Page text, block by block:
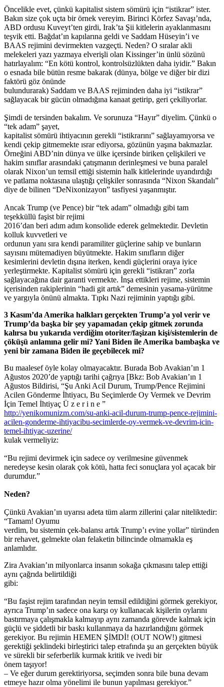
Öncelikle evet, çünkü kapitalist sistem sömürü için “istikrar” ister.
Bakın size çok uçta bir örnek vereyim. Birinci Körfez Savaşı’nda,
ABD ordusu Kuveyt’ten girdi, Irak’ta Şii kitlelerin ayaklanmasını
teşvik etti. Bağdat’ın kapılarına geldi ve Saddam Hüseyin’i ve
BAAS rejimini devirmekten vazgeçti. Neden? O sıralar akli
melekeleri yazı yazmaya elverişli olan Kissinger’in ünlü sözünü
hatırlayalım: “En kötü kontrol, kontrolsüzlükten daha iyidir.” Bakın
o esnada bile bütün resme bakarak (dünya, bölge ve diğer bir dizi
faktörü göz önünde
bulundurarak) Saddam ve BAAS rejiminden daha iyi “istikrar”
sağlayacak bir gücün olmadığına kanaat getirip, geri çekiliyorlar.
Şimdi de tersinden bakalım. Ve sorunuza “Hayır” diyelim. Çünkü o
“tek adam” şayet,
kapitalist sömürü ihtiyacının gerekli “istikrarını” sağlayamıyorsa ve
kendi çekip gitmemekte ısrar ediyorsa, gözünün yaşına bakmazlar.
Örneğini ABD’nin dünya ve ülke içersinde biriken çelişkileri ve
hakim sınıflar arasındaki çatışmanın derinleşmesi ve buna paralel
olarak Nixon’un temsil ettiği sistemin halk kitlelerinde uyandırdığı
ve patlama noktasına ulaştığı çelişkiler sonrasında “Nixon Skandalı”
diye de bilinen “DeNixonizayon” tasfiyesi yaşanmıştır.
Ancak Trump (ve Pence) bir “tek adam” olmadığı gibi tam
teşekküllü faşist bir rejimi
2016’dan beri adım adım konsolide ederek gelmektedir. Devletin
kolluk kuvvetleri ve
ordunun yanı sıra kendi paramiliter güçlerine sahip ve bunların
sayısını mütemadiyen büyütmekte. Hakim sınıfların diğer
kesimlerini devletin dışına iterken, kendi güçlerini oraya iyice
yerleştirmekte. Kapitalist sömürü için gerekli “istikrarı” zorla
sağlayacağına dair garanti vermekte. İnşa ettikleri rejime, sistemin
içerisinden rakiplerinin “hadi git artık” demesinin yasama-yürütme
ve yargıyla önünü almakta. Tıpkı Nazi rejiminin yaptığı gibi.
3 Kasım’da Amerika halkları gerçekten Trump’a yol verir ve
Trump’da başka bir şey yapamadan çekip gitmek zorunda
kalırsa bu yukarıda verdiğim otoriter/faşizan kişi/sistemlerin de
çöküşü anlamına gelir mi? Yani Biden ile Amerika bambaşka ve
yeni bir zamana Biden ile geçebilecek mi?
Bu maalesef öyle kolay olmayacaktır. Burada Bob Avakian’ın 1
Ağustos 2020’de yaptığı tarihi çağrıya [Bkz: Bob Avakian’ın 1
Ağustos Bildirisi, “Şu Anki Acil Durum, Trump/Pence Rejimini
Acilen Gönderme İhtiyacı, Bu Seçimlerde Oy Vermek ve Devrim
İçin Temel İhtiyaç Ü z e r i n e ”
http://yenikomunizm.com/su-anki-acil-durum-trump-pence-rejimini-
acilen-gonderme-ihtiyacibu-secimlerde-oy-vermek-ve-devrim-icin-
temel-ihtiyac-uzerine/
kulak vermeliyiz:
“Bu rejimi devirmek için sadece oy verilmesine güvenmek
neredeyse kesin olarak çok kötü, hatta feci sonuçlara yol açacak bir
durumdur.”
Neden?
Çünkü Avakian’ın uyarısı adeta tüm alarm zillerini çalar niteliktedir:
“Tamam! Oyumu
verdim, bu sistemin çek-balansı artık Trump’ı evine yollar” türünden
bir rehavet, gelmekte olan felaketin bilincinde olmamakla eş
anlamlıdır.
Zira Avakian’ın milyonlarca insanın sokağa çıkmasını talep ettiği
aynı çağrıda belirtildiği
gibi:
“Bu faşist rejim tarafından neyin temsil edildiğini görmek gerekiyor,
ayrıca Trump’ın sadece ona karşı oy kullanacak kişilerin oylarını
bastırmaya çalışmakla kalmayıp aynı zamanda görevde kalmak için
güçlü ve şiddetli bir baskı kullanmaya da hazırlandığını görmek
gerekiyor. Bu rejimin HEMEN ŞİMDİ! (OUT NOW!) gitmesi
gerektiği şeklindeki birleştirici talep etrafında şu an gerçekten büyük
ve sürekli bir seferberlik kurmak kritik ve ivedi bir
önem taşıyor!
– Ve eğer durum gerektiriyorsa, seçimden sonra bile buna devam
etmeye hazır olma yönelimi ile bunun yapılması gerekiyor.”